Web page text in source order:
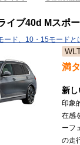
イブ40d Mスポ
ード、10・15モードと
満
新
印象
在感
ーフ
の走